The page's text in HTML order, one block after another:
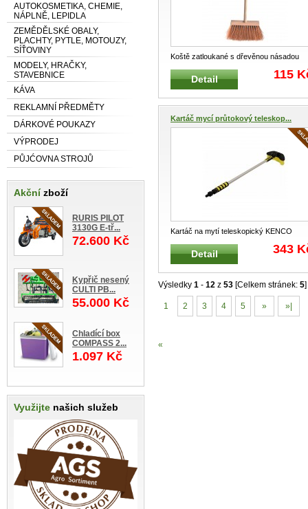
AUTOKOSMETIKA, CHEMIE,
NÁPLNĚ, LEPIDLA
ZEMĚDĚLSKÉ OBALY,
PLACHTY, PYTLE, MOTOUZY,
SÍŤOVINY
MODELY, HRAČKY,
STAVEBNICE
KÁVA
REKLAMNÍ PŘEDMĚTY
DÁRKOVÉ POUKAZY
VÝPRODEJ
PŮJĆOVNA STROJŮ
Akčnízboží
RURIS PILOT
3130G E-tř...
72.600 Kč
Kypřič nesený
CULTI PB...
55.000 Kč
Chladící box
COMPASS 2...
1.097 Kč
Využijte našich služeb
Koště zatloukané s dřevěnou násadou
Univerzální koště s dřevěnou nása
Detail 115
Kartáč mycí průtokový teleskop...
Kartáč na mytí teleskopický KENCO
Speciální kartáč na mytí a údržbu
Detail 343
Výsledky 1 - 12 z 53 [Celkem stránek: 5]
1 2 3 4 5 » »|
«